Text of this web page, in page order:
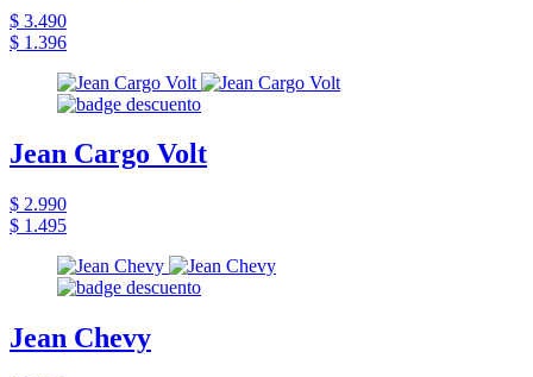
$ 3.490
$ 1.396
Jean Cargo Volt
$ 2.990
$ 1.495
Jean Chevy